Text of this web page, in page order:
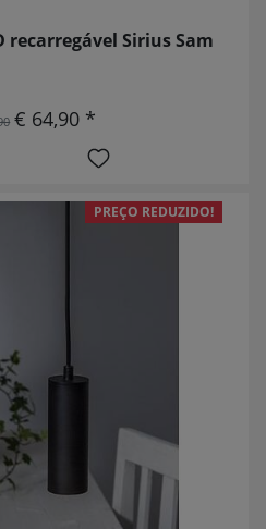
recarregável Sirius Sam
€ 64,90 *
PREÇO REDUZIDO!